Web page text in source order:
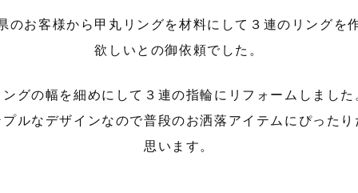
のお客様から甲丸リングを材料にして３連のリングを
欲しいとの御依頼でした。
ングの幅を細めにして３連の指輪にリフォームしました
プルなデザインなので普段のお洒落アイテムにぴったり
思います。